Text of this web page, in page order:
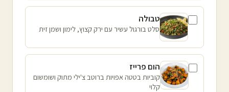
טבולה
סלט בורגול עשיר עם ירק קצוץ, לימון ושמן זית
הום פרייז
קוביות בטטה אפויות ברוטב צ'ילי מתוק ושומשום
קלוי